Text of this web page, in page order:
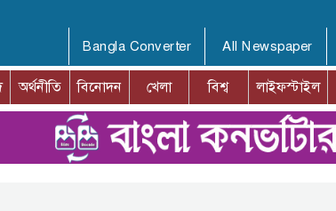
Bangla Converter All Newspaper
অর্থনীতি বিনোদন খেলা বিশ্ব লাইফস্টাইল